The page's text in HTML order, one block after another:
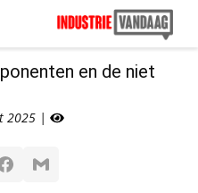
en de niet
2025 |